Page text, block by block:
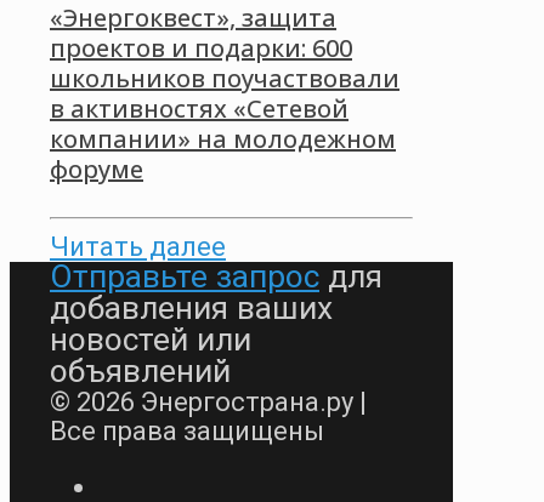
«Энергоквест», защита
проектов и подарки: 600
школьников поучаствовали
в активностях «Сетевой
компании» на молодежном
форуме
Читать далее
Отправьте запрос для
добавления ваших
новостей или
объявлений
© 2026 Энергострана.ру |
Все права защищены